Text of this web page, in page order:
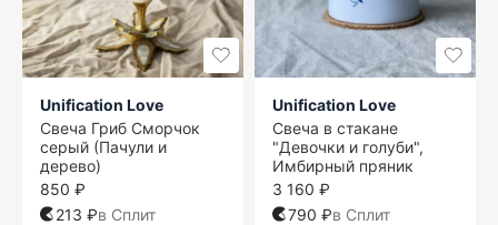
Unification Love
Свеча Гриб Сморчок
серый (Пачули и
дерево)
850 ₽
213 ₽в Сплит
Unification Love
Свеча в стакане
"Девочки и голуби",
Имбирный пряник
3 160 ₽
790 ₽в Сплит